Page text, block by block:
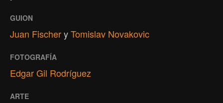
GUION
Juan FischeryTomislav Novakovic
FOTOGRAFÍA
Edgar Gil Rodríguez
ARTE